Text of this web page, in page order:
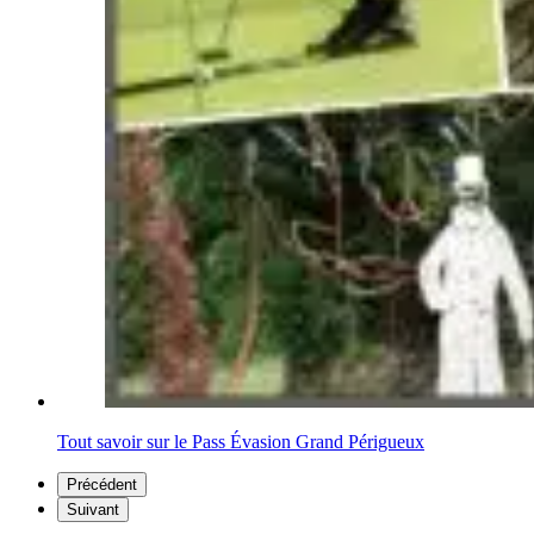
Tout savoir sur le Pass Évasion Grand Périgueux
Précédent
Suivant